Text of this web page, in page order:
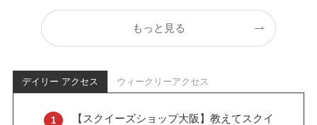
もっと見る
デイリー アクセス ウィークリーアクセス
【スクイーズショップ大阪】教えてスクイ